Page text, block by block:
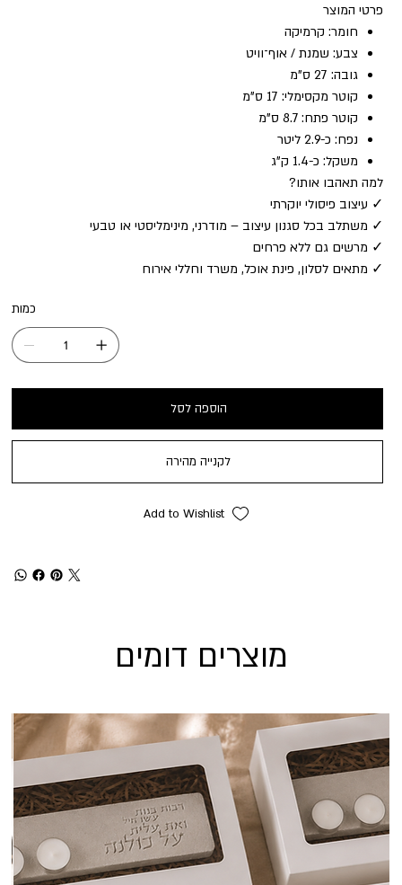
פרטי המוצר
חומר: קרמיקה
צבע: שמנת / אוף־וויט
גובה: 27 ס"מ
קוטר מקסימלי: 17 ס"מ
קוטר פתח: 8.7 ס"מ
נפח: כ-2.9 ליטר
משקל: כ-1.4 ק"ג
למה תאהבו אותו?
✓ עיצוב פיסולי יוקרתי
✓ משתלב בכל סגנון עיצוב – מודרני, מינימליסטי או טבעי
✓ מרשים גם ללא פרחים
✓ מתאים לסלון, פינת אוכל, משרד וחללי אירוח
כמות
הוספה לסל
לקנייה מהירה
Add to Wishlist
מוצרים דומים